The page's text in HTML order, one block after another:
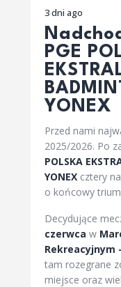
3 dni ago
PGE
YONEX
Przed nami
2025/2026. Po
POLSKA
YONEX cztery
o końcowy
Decydujące
czerwca w
Rekreacyjnym
tam rozegrane
miejsce oraz